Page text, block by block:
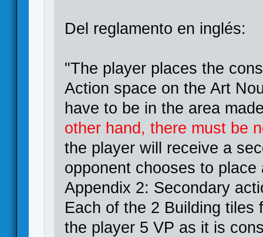
Del reglamento en inglés:
"The player places the
Action space on the Art
have to be in the area
other hand, there must be
the player will receive a
opponent chooses to
Appendix 2: Secondary
Each of the 2 Building tiles
the player 5 VP as it is